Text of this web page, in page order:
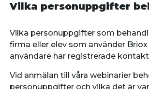
Vilka personuppgifter
Vilka personuppgifter som
firma eller elev som använder
användare har registrerade
Vid anmälan till våra webinarier
personuppgifter och vilka det är